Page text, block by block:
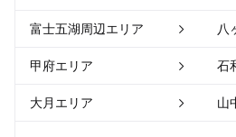
富士五湖周辺エリア 八
甲府エリア 石
大月エリア 山